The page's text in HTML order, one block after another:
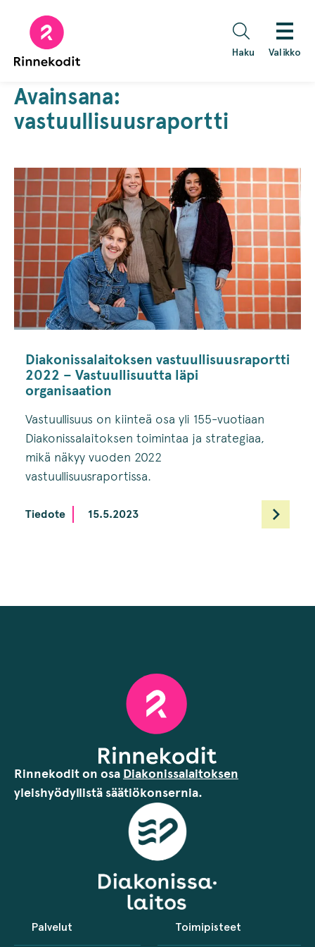
sisältöön
Haku Valikko
Avainsana:
vastuullisuusraportti
Diakonissalaitoksen vastuullisuusraportti
2022 – Vastuullisuutta läpi
organisaation
Vastuullisuus on kiinteä osa yli 155-vuotiaan
Diakonissalaitoksen toimintaa ja strategiaa,
mikä näkyy vuoden 2022
vastuullisuusraportissa.
Tiedote 15.5.2023
Rinnekodit on osa Diakonissalaitoksen
yleishyödyllistä säätiökonsernia.
Palvelut Toimipisteet